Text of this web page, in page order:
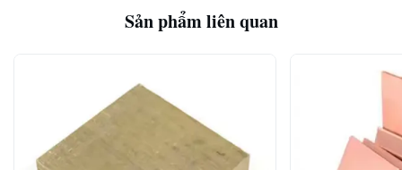
Sản phẩm liên quan